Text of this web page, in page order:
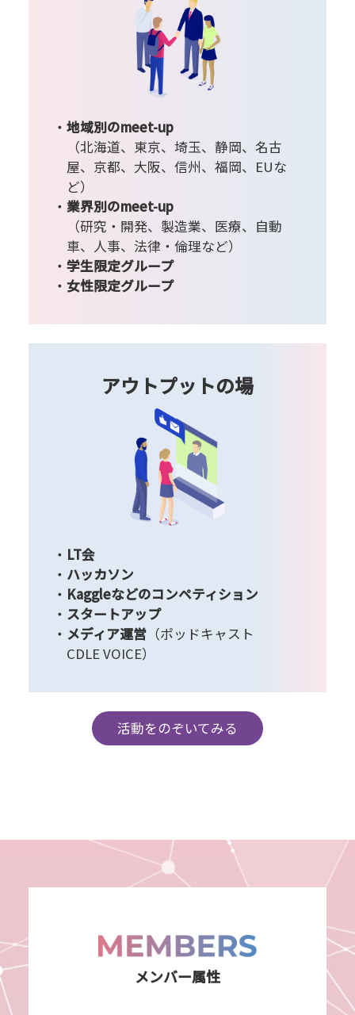
地域別のmeet-up
（北海道、東京、埼玉、静岡、名古
屋、京都、大阪、信州、福岡、EUな
ど）
業界別のmeet-up
（研究・開発、製造業、医療、自動
車、人事、法律・倫理など）
学生限定グループ
女性限定グループ
アウトプットの場
LT会
ハッカソン
Kaggleなどのコンペティション
スタートアップ
メディア運営（ポッドキャスト
CDLE VOICE）
活動をのぞいてみる
メンバー属性